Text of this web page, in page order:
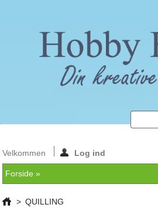
Velkommen Log ind
> QUILLING